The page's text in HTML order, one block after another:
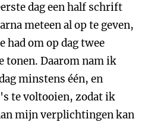
dag een half schrift
meteen al op te geven,
had om op dag twee
tonen. Daarom nam ik
minstens één, en
te voltooien, zodat ik
mijn verplichtingen kan